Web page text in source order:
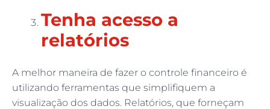
Tenha acesso a
relatórios
A melhor maneira de fazer o controle financeiro é
utilizando ferramentas que simplifiquem a
visualização dos dados. Relatórios, que forneçam